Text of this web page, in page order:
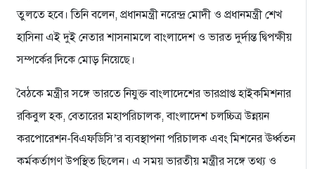
তুলতে হবে। তিনি বলেন, প্রধানমন্ত্রী নরেন্দ্র মোদী ও প্রধানমন্ত্রী শেখ
হাসিনা এই দুই নেতার শাসনামলে বাংলাদেশ ও ভারত দুর্দান্ত দ্বিপক্ষীয়
সম্পর্কের দিকে মোড় নিয়েছে।
বৈঠকে মন্ত্রীর সঙ্গে ভারতে নিযুক্ত বাংলাদেশের ভারপ্রাপ্ত হাইকমিশনার
রকিবুল হক, বেতারের মহাপরিচালক, বাংলাদেশ চলচ্চিত্র উন্নয়ন
করপোরেশন-বিএফডিসি’র ব্যবস্থাপনা পরিচালক এবং মিশনের ঊর্ধ্বতন
কর্মকর্তাগণ উপস্থিত ছিলেন। এ সময় ভারতীয় মন্ত্রীর সঙ্গে তথ্য ও